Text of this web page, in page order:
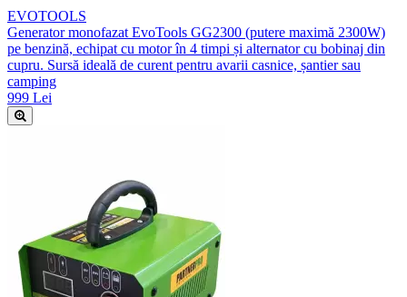
EVOTOOLS
Generator monofazat EvoTools GG2300 (putere maximă 2300W)
pe benzină, echipat cu motor în 4 timpi și alternator cu bobinaj din
cupru. Sursă ideală de curent pentru avarii casnice, șantier sau
camping
999 Lei